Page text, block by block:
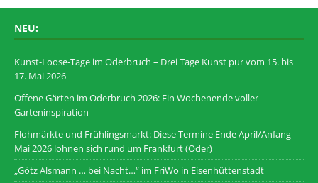
NEU:
Kunst-Loose-Tage im Oderbruch – Drei Tage Kunst pur vom 15. bis
17. Mai 2026
Offene Gärten im Oderbruch 2026: Ein Wochenende voller
Garteninspiration
Flohmärkte und Frühlingsmarkt: Diese Termine Ende April/Anfang
Mai 2026 lohnen sich rund um Frankfurt (Oder)
„Götz Alsmann … bei Nacht…“ im FriWo in Eisenhüttenstadt